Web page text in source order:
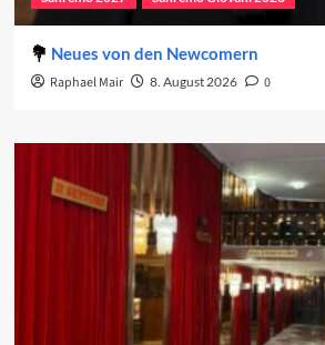
Neues von den Newcomern
Raphael Mair 8. August 2026 0